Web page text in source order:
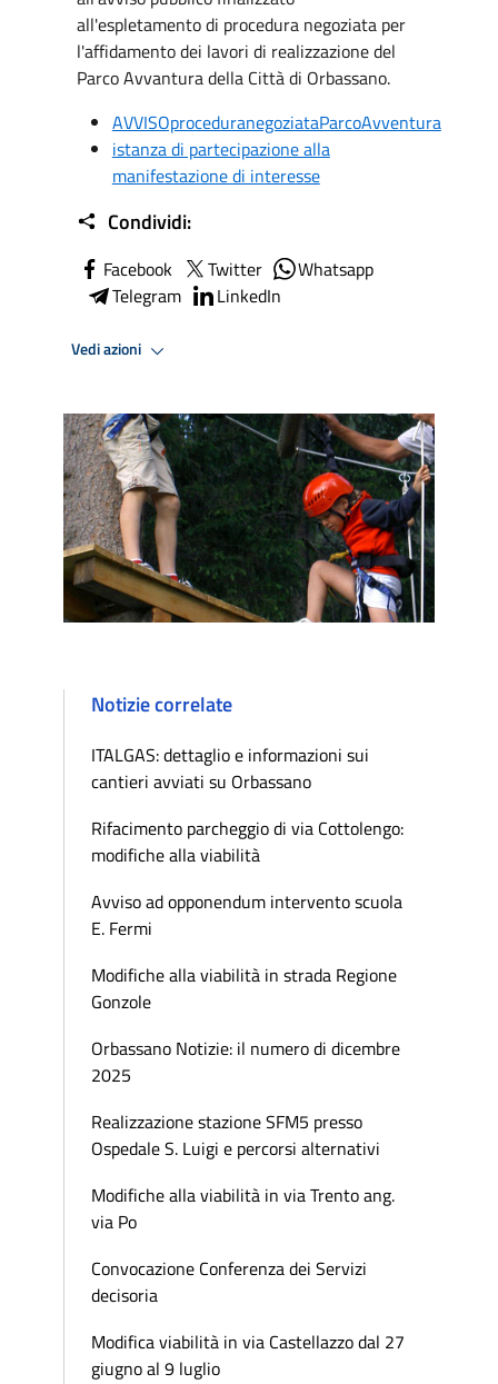
all'espletamento di procedura negoziata per
l'affidamento dei lavori di realizzazione del
Parco Avvantura della Città di Orbassano.
AVVISOproceduranegoziataParcoAvventura
istanza di partecipazione alla
manifestazione di interesse
Condividi:
Facebook Twitter
Whatsapp
Telegram
LinkedIn
Vedi azioni
Notizie correlate
ITALGAS: dettaglio e informazioni sui
cantieri avviati su Orbassano
Rifacimento parcheggio di via Cottolengo:
modifiche alla viabilità
Avviso ad opponendum intervento scuola
E. Fermi
Modifiche alla viabilità in strada Regione
Gonzole
Orbassano Notizie: il numero di dicembre
2025
Realizzazione stazione SFM5 presso
Ospedale S. Luigi e percorsi alternativi
Modifiche alla viabilità in via Trento ang.
via Po
Convocazione Conferenza dei Servizi
decisoria
Modifica viabilità in via Castellazzo dal 27
giugno al 9 luglio